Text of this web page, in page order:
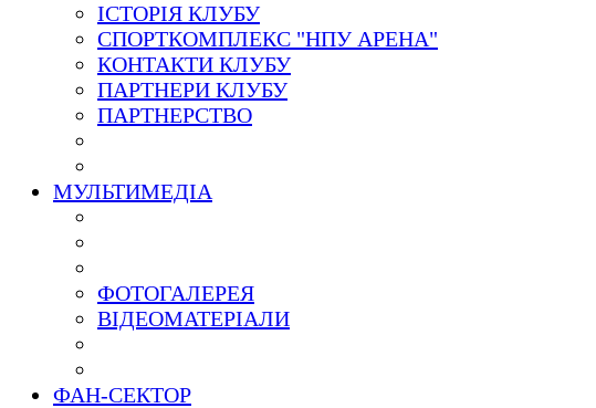
ІСТОРІЯ КЛУБУ
СПОРТКОМПЛЕКС "НПУ АРЕНА"
КОНТАКТИ КЛУБУ
ПАРТНЕРИ КЛУБУ
ПАРТНЕРСТВО
МУЛЬТИМЕДІА
ФОТОГАЛЕРЕЯ
ВІДЕОМАТЕРІАЛИ
ФАН-СЕКТОР